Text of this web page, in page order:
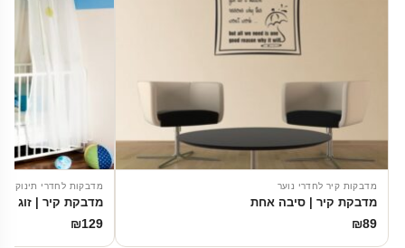
מדבקות קיר לחדרי נוער
מדבקת קיר | סיבה אחת
₪89
מדבקות לחדרי תינוקות
מדבקת קיר | זוג
₪129